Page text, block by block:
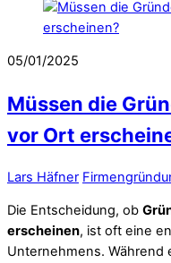
05/01/2025
Müssen die
vor Ort
Lars Häfner
Die Entscheidung, ob
erscheinen, ist oft eine
Unternehmens. Während